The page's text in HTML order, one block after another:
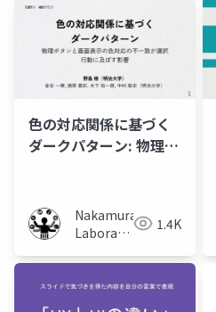
色の対応関係に基づく
ダークパターン: 物理ボ
に及ぼす影響
Nakamura
Laboratory
University)
1.4K